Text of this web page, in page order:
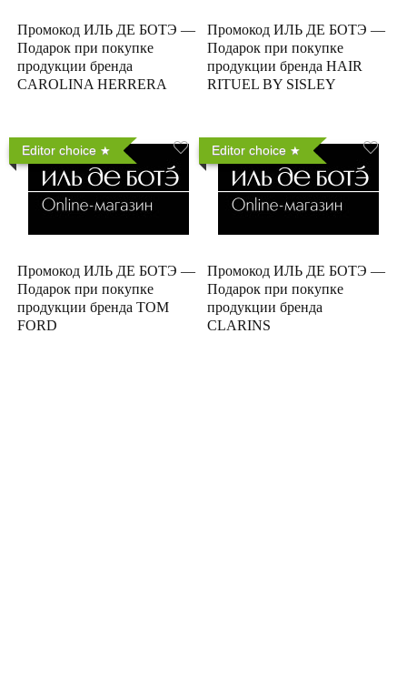
Промокод ИЛЬ ДЕ БОТЭ —
Подарок при покупке
продукции бренда
CAROLINA HERRERA
Промокод ИЛЬ ДЕ БОТЭ —
Подарок при покупке
продукции бренда HAIR
RITUEL BY SISLEY
Editor choice
Промокод ИЛЬ ДЕ БОТЭ —
Подарок при покупке
продукции бренда TOM
FORD
Editor choice
Промокод ИЛЬ ДЕ БОТЭ —
Подарок при покупке
продукции бренда
CLARINS